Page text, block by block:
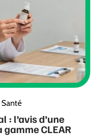
Santé
: l’avis d’une
CLEAR